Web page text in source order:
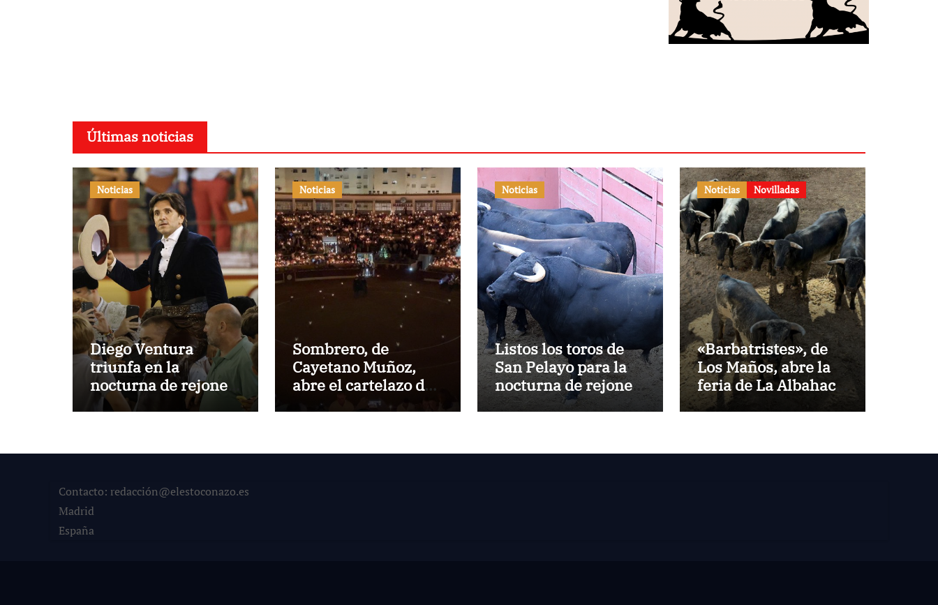
Últimas noticias
Noticias
Diego Ventura
triunfa en la
nocturna de rejones
de El Puerto
Noticias
Sombrero, de
Cayetano Muñoz,
abre el cartelazo de
Marbella
Noticias
Listos los toros de
San Pelayo para la
nocturna de rejones
en El Puerto
Noticias Novilladas
«Barbatristes», de
Los Maños, abre la
feria de La Albahaca
de Huesca
Contacto: redacción@elestoconazo.es
Madrid
España